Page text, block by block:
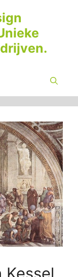
Kessel